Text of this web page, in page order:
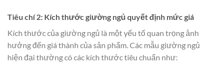
Tiêu chí 2: Kích thước giường ngủ quyết định mức giá
Kích thước của giường ngủ là một yếu tố quan trọng ảnh
hưởng đến giá thành của sản phẩm. Các mẫu giường ngủ
hiện đại thường có các kích thước tiêu chuẩn như: